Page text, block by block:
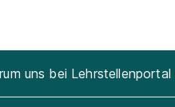
uns bei Lehrstellenportal